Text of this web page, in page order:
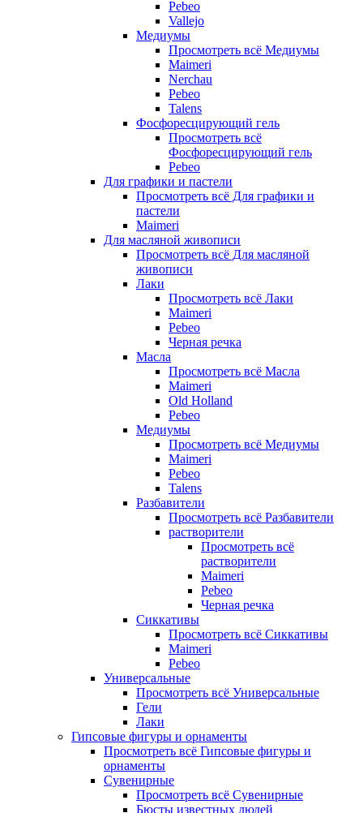
Pebeo
Vallejo
Медиумы
Просмотреть всё Медиумы
Maimeri
Nerchau
Pebeo
Talens
Фосфоресцирующий гель
Просмотреть всё
Фосфоресцирующий гель
Pebeo
Для графики и пастели
Просмотреть всё Для графики и
пастели
Maimeri
Для масляной живописи
Просмотреть всё Для масляной
живописи
Лаки
Просмотреть всё Лаки
Maimeri
Pebeo
Черная речка
Масла
Просмотреть всё Масла
Maimeri
Old Holland
Pebeo
Медиумы
Просмотреть всё Медиумы
Maimeri
Pebeo
Talens
Разбавители
Просмотреть всё Разбавители
растворители
Просмотреть всё
растворители
Maimeri
Pebeo
Черная речка
Сиккативы
Просмотреть всё Сиккативы
Maimeri
Pebeo
Универсальные
Просмотреть всё Универсальные
Гели
Лаки
Гипсовые фигуры и орнаменты
Просмотреть всё Гипсовые фигуры и
орнаменты
Сувенирные
Просмотреть всё Сувенирные
Бюсты известных людей